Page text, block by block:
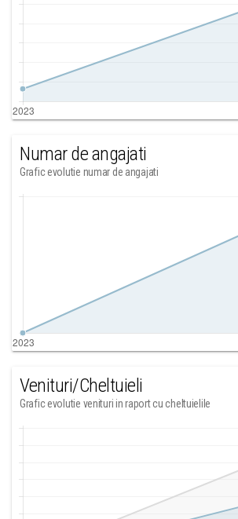
Numar de angajati
Grafic evolutie numar de angajati
Venituri/Cheltuieli
Grafic evolutie venituri in raport cu cheltuielile